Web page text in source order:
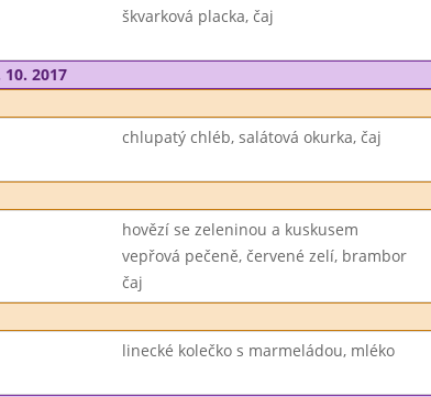
škvarková placka, čaj
2017
chlupatý chléb, salátová okurka, čaj
hovězí se zeleninou a kuskusem
vepřová pečeně, červené zelí, brambor
čaj
linecké kolečko s marmeládou, mléko